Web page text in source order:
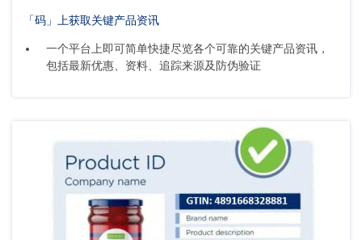
「码」上获取关键产品资讯
一个平台上即可简单快捷尽览各个可靠的关键产品资讯，
包括最新优惠、资料、追踪来源及防伪验证